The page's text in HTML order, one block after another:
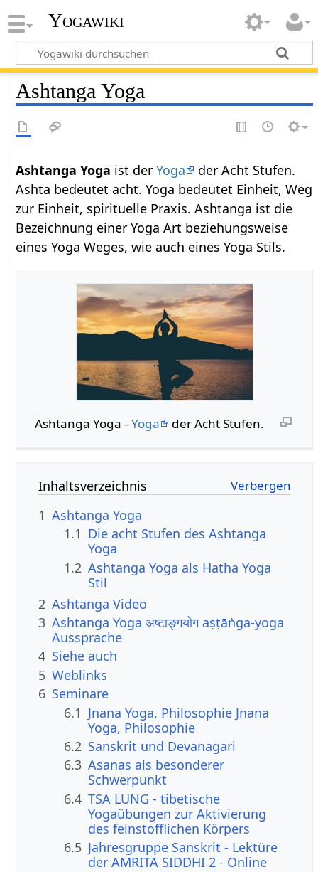
Yogawiki
Ashtanga Yoga
Ashtanga Yoga ist derYoga
der Acht Stufen.
Ashta bedeutet acht. Yoga bedeutet Einheit, Weg
zur Einheit, spirituelle Praxis. Ashtanga ist die
Bezeichnung einer Yoga Art beziehungsweise
eines Yoga Weges, wie auch eines Yoga Stils.
Ashtanga Yoga - Yoga der Acht Stufen.
Inhaltsverzeichnis
1 Ashtanga Yoga
1.1 Die acht Stufen des Ashtanga
Yoga
1.2 Ashtanga Yoga als Hatha Yoga
Stil
2 Ashtanga Video
3 Ashtanga Yoga अष्टाङ्गयोग aṣṭāṅga-yoga
Aussprache
4 Siehe auch
5 Weblinks
6 Seminare
6.1 Jnana Yoga, Philosophie Jnana
Yoga, Philosophie
6.2 Sanskrit und Devanagari
6.3 Asanas als besonderer
Schwerpunkt
6.4 TSA LUNG - tibetische
Yogaübungen zur Aktivierung
des feinstofflichen Körpers
6.5 Jahresgruppe Sanskrit - Lektüre
der AMRITA SIDDHI 2 - Online